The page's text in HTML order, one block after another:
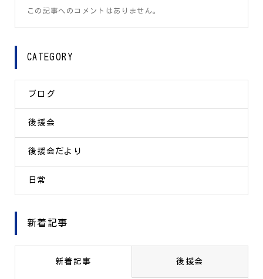
この記事へのコメントはありません。
CATEGORY
ブログ
後援会
後援会だより
日常
新着記事
新着記事 後援会